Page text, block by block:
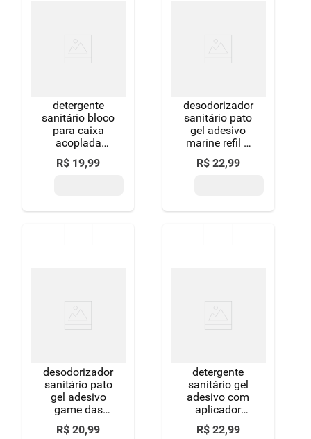
detergente
sanitário bloco
para caixa
acoplada
herbal pato
R$ 19,99
desodorizador
sanitário pato
gel adesivo
marine refil 6
discos
aparelho
R$ 22,99
desodorizador
sanitário pato
gel adesivo
game das
frutas
aplicador e
R$ 20,99
detergente
sanitário gel
adesivo com
aplicador
citrus pato
38g refil com 6
R$ 22,99